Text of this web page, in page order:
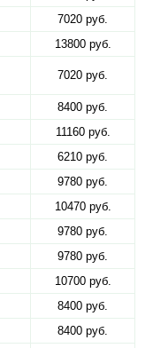
7020 руб.
13800 руб.
7020 руб.
8400 руб.
11160 руб.
6210 руб.
9780 руб.
10470 руб.
9780 руб.
9780 руб.
10700 руб.
8400 руб.
8400 руб.